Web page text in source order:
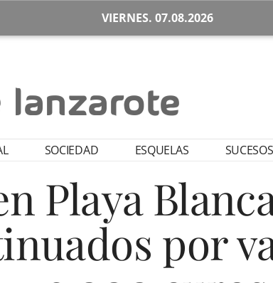
VIERNES. 07.08.2026
SOCIEDAD ESQUELAS SUCESOS
Playa
por